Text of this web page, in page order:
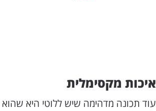
איכות מקסימלית
עוד תכונה מדהימה שיש ללוטי היא שהוא